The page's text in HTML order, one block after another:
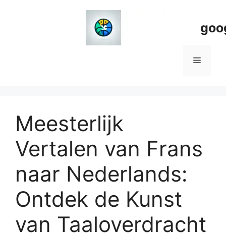
Menu
Meesterlijk
Vertalen van Frans
naar Nederlands:
Ontdek de Kunst
van Taaloverdracht